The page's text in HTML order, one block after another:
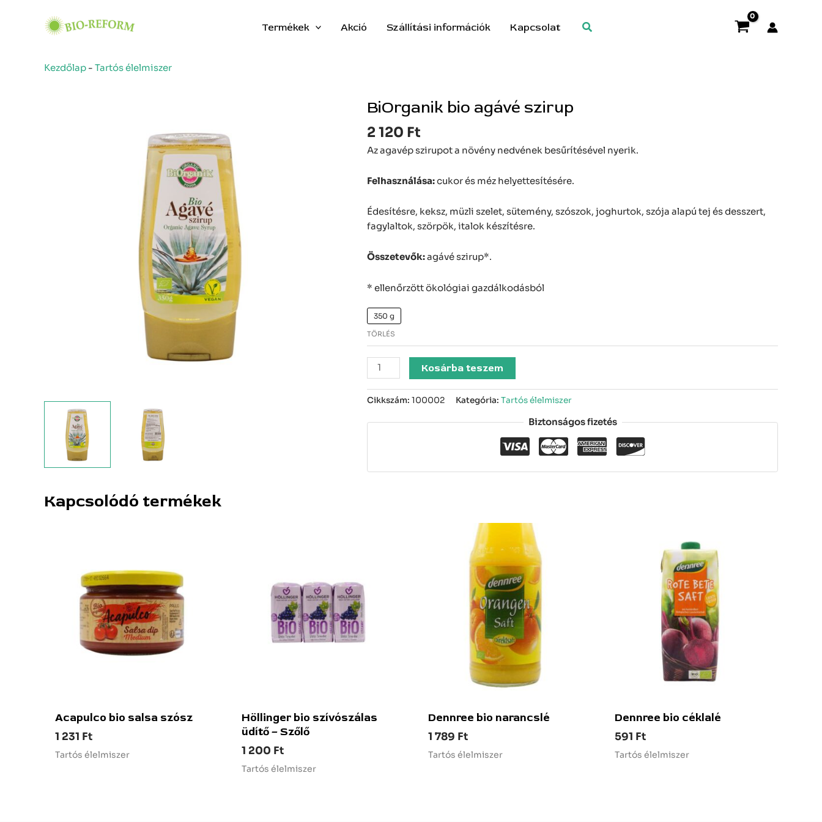
Termékek Akció Szállítási információk Kapcsolat Search
Kezdőlap - Tartós élelmiszer
BiOrganik bio agávé szirup
2 120 Ft
Az agavép szirupot a növény nedvének besűrítésével nyerik.
Felhasználása:cukor és méz helyettesítésére.
Édesítésre, keksz, müzli szelet, sütemény, szószok, joghurtok, szója alapú tej és desszert,
fagylaltok, szörpök, italok készítésre.
Összetevők:agávé szirup*.
* ellenőrzött ökológiai gazdálkodásból
350 g
TÖRLÉS
BiOrganik
agávé
szirup
Kosárba teszem
Cikkszám: 100002 Kategória: Tartós élelmiszer
Biztonságos fizetés
Kapcsolódó termékek
Acapulco bio salsa szósz
1 231 Ft
Tartós élelmiszer
Höllinger bio szívószálas
üdítő – Szőlő
1 200 Ft
Tartós élelmiszer
Dennree bio narancslé
1 789 Ft
Tartós élelmiszer
Dennree bio céklalé
591 Ft
Tartós élelmiszer